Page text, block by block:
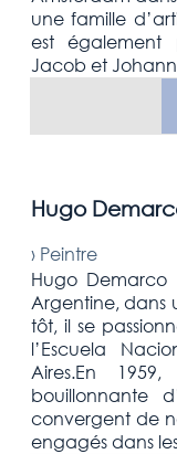
une famille
est également
Jacob et
Hugo
› Peintre
Hugo
Argentine, dans
tôt, il se
l’Escuela
Aires.En
bouillonnante
convergent de
engagés dans